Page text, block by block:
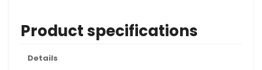
Product specifications
Details